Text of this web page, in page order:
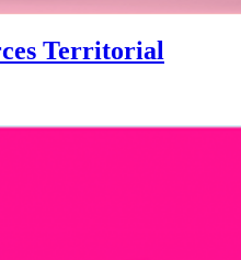
Territorial